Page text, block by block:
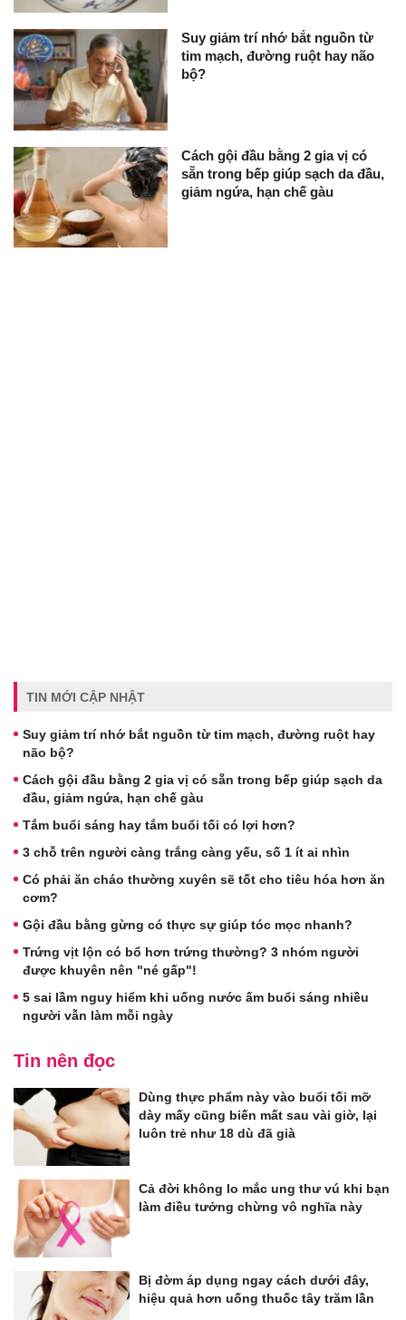
Suy giảm trí nhớ bắt nguồn từ
tim mạch, đường ruột hay não
bộ?
Cách gội đầu bằng 2 gia vị có
sẵn trong bếp giúp sạch da đầu,
giảm ngứa, hạn chế gàu
TIN MỚI CẬP NHẬT
Suy giảm trí nhớ bắt nguồn từ tim mạch, đường ruột hay
não bộ?
Cách gội đầu bằng 2 gia vị có sẵn trong bếp giúp sạch da
đầu, giảm ngứa, hạn chế gàu
Tắm buổi sáng hay tắm buổi tối có lợi hơn?
3 chỗ trên người càng trắng càng yếu, số 1 ít ai nhìn
Có phải ăn cháo thường xuyên sẽ tốt cho tiêu hóa hơn ăn
cơm?
Gội đầu bằng gừng có thực sự giúp tóc mọc nhanh?
Trứng vịt lộn có bổ hơn trứng thường? 3 nhóm người
được khuyên nên "né gấp"!
5 sai lầm nguy hiểm khi uống nước ấm buổi sáng nhiều
người vẫn làm mỗi ngày
Tin nên đọc
Dùng thực phẩm này vào buổi tối mỡ
dày mấy cũng biến mất sau vài giờ, lại
luôn trẻ như 18 dù đã già
Cả đời không lo mắc ung thư vú khi bạn
làm điều tưởng chừng vô nghĩa này
Bị đờm áp dụng ngay cách dưới đây,
hiệu quả hơn uống thuốc tây trăm lần